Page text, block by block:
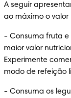
A seguir
ao máximo o
- Consuma fruta e
maior valor
Experimente
modo de refeição
- Consuma os